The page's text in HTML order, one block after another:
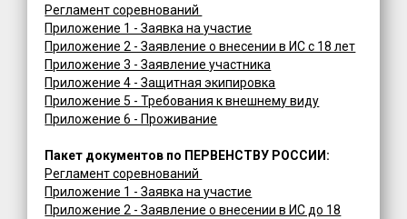
Регламент соревнований
Приложение 1 - Заявка на участие
Приложение 2 - Заявление о внесении в ИС с 18 лет
Приложение 3 - Заявление участника
Приложение 4 - Защитная экипировка
Приложение 5 - Требования к внешнему виду
Приложение 6 - Проживание
Пакет документов по ПЕРВЕНСТВУ РОССИИ:
Регламент соревнований
Приложение 1 - Заявка на участие
Приложение 2 - Заявление о внесении в ИС до 18